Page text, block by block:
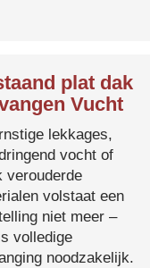
plat dak
Vucht
lekkages,
vocht of
verouderde
volstaat een
niet meer –
volledige
noodzakelijk.